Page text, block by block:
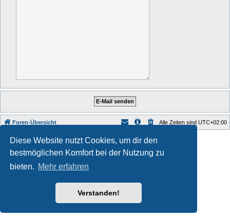
Diese Website nutzt Cookies, um dir den
bestmöglichen Komfort bei der Nutzung zu
bieten. Mehr erfahren
Verstanden!
Foren-Übersicht Alle Zeiten sind UTC+02:00
Style developer by forum tricolor tv,
Powered byphpBB ® Forum Software © phpBB Limited
Deutsche Übersetzung durchphpBB.de
Datenschutz